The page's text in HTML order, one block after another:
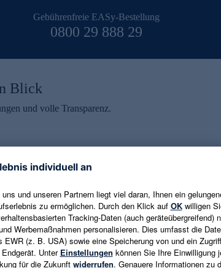
Gebührenfreie EASy-Bestellung
0800 29 888 29
Blick
und volle Transparenz.
Trends,
ist jederzeit in
E-Mail-Adresse eingeben
Es gelten die Datenschutzrichtlinien